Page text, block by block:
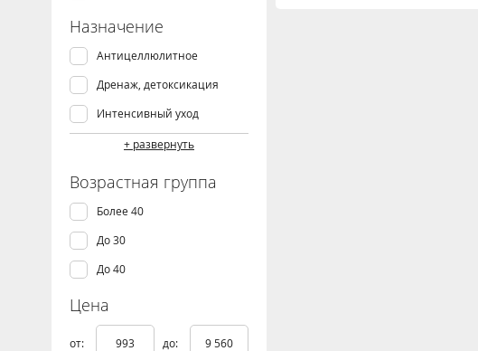
Назначение
Антицеллюлитное
Дренаж, детоксикация
Интенсивный уход
Коррекция фигуры
+ развернуть
Возрастная группа
Более 40
До 30
До 40
Цена
от: до: